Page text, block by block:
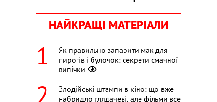
НАЙКРАЩІ МАТЕРІАЛИ
Як правильно запарити мак для
пирогів і булочок: секрети смачної
випічки
Злодійські штампи в кіно: що вже
набридло глядачеві, але фільми все